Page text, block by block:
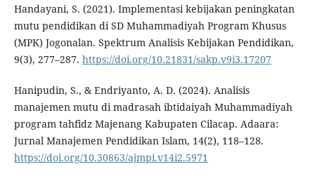
Handayani, S. (2021). Implementasi kebijakan peningkatan
mutu pendidikan di SD Muhammadiyah Program Khusus
(MPK) Jogonalan. Spektrum Analisis Kebijakan Pendidikan,
9(3), 277–287. https://doi.org/10.21831/sakp.v9i3.17207
Hanipudin, S., & Endriyanto, A. D. (2024). Analisis
manajemen mutu di madrasah ibtidaiyah Muhammadiyah
program tahfidz Majenang Kabupaten Cilacap. Adaara:
Jurnal Manajemen Pendidikan Islam, 14(2), 118–128.
https://doi.org/10.30863/ajmpi.v14i2.5971